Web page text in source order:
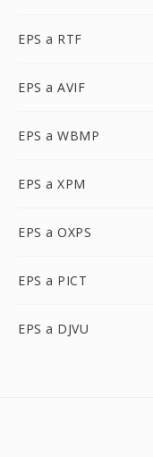
EPS a RTF
EPS a AVIF
EPS a WBMP
EPS a XPM
EPS a OXPS
EPS a PICT
EPS a DJVU